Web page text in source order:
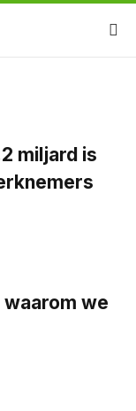
miljard is
waarom we